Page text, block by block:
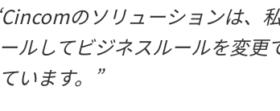
Cincomのソリューションは、
ールしてビジネスルールを変更
ています。